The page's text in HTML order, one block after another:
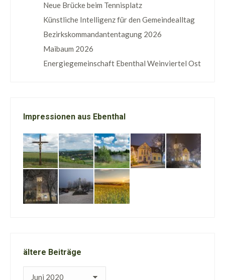
Neue Brücke beim Tennisplatz
Künstliche Intelligenz für den Gemeindealltag
Bezirkskommandantentagung 2026
Maibaum 2026
Energiegemeinschaft Ebenthal Weinviertel Ost
Impressionen aus Ebenthal
ältere Beiträge
ältere